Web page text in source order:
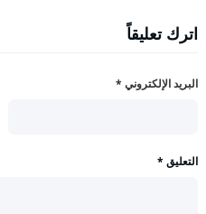
اترك تعليقاً
البريد الإلكتروني *
التعليق *